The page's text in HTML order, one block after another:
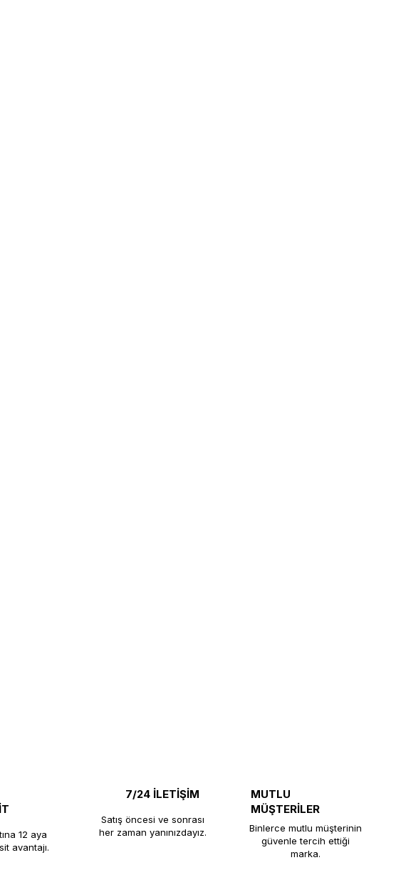
12 aya
avantajı.
7/24 İLETİŞİM
Satış öncesi ve sonrası
her zaman yanınızdayız.
MUTLU
MÜŞTERİLER
Binlerce mutlu müşterinin
güvenle tercih ettiği
marka.